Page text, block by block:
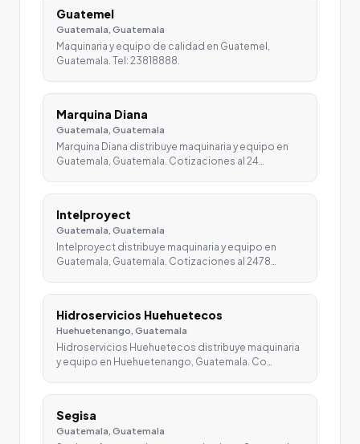
Guatemel
Guatemala, Guatemala
Maquinaria y equipo de calidad en Guatemel,
Guatemala. Tel: 23818888.
Marquina Diana
Guatemala, Guatemala
Marquina Diana distribuye maquinaria y equipo en
Guatemala, Guatemala. Cotizaciones al 24…
Intelproyect
Guatemala, Guatemala
Intelproyect distribuye maquinaria y equipo en
Guatemala, Guatemala. Cotizaciones al 2478…
Hidroservicios Huehuetecos
Huehuetenango, Guatemala
Hidroservicios Huehuetecos distribuye maquinaria
y equipo en Huehuetenango, Guatemala. Co…
Segisa
Guatemala, Guatemala